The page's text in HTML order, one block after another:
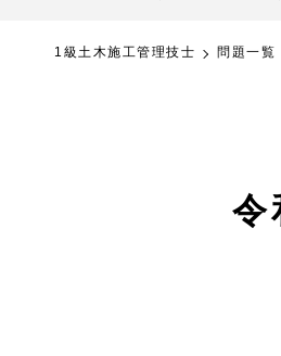
1級土木施工管理技士 問題一覧
令